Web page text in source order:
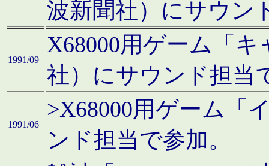
波新聞社）にサウン
1991/09
X68000用ゲーム「
社）にサウンド担当
1991/06
>X68000用ゲーム「
ンド担当で参加。